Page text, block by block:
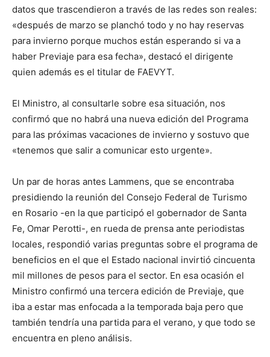
datos que trascendieron a través de las redes son reales:
«después de marzo se planchó todo y no hay reservas
para invierno porque muchos están esperando si va a
haber Previaje para esa fecha», destacó el dirigente
quien además es el titular de FAEVYT.
El Ministro, al consultarle sobre esa situación, nos
confirmó que no habrá una nueva edición del Programa
para las próximas vacaciones de invierno y sostuvo que
«tenemos que salir a comunicar esto urgente».
Un par de horas antes Lammens, que se encontraba
presidiendo la reunión del Consejo Federal de Turismo
en Rosario -en la que participó el gobernador de Santa
Fe, Omar Perotti-, en rueda de prensa ante periodistas
locales, respondió varias preguntas sobre el programa de
beneficios en el que el Estado nacional invirtió cincuenta
mil millones de pesos para el sector. En esa ocasión el
Ministro confirmó una tercera edición de Previaje, que
iba a estar mas enfocada a la temporada baja pero que
también tendría una partida para el verano, y que todo se
encuentra en pleno análisis.